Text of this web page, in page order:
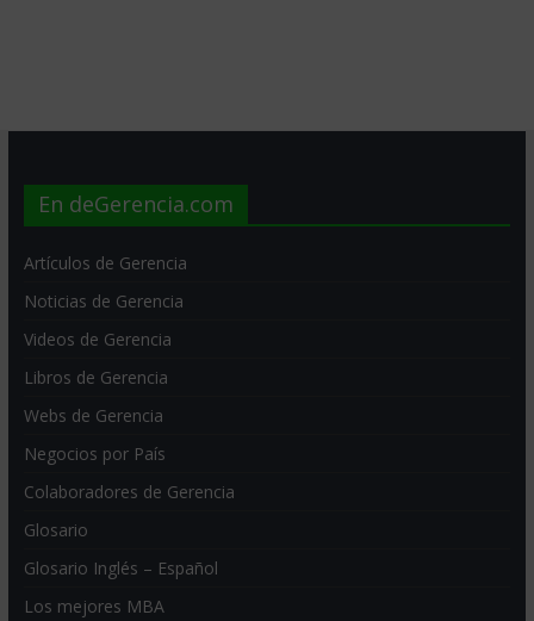
En deGerencia.com
Artículos de Gerencia
Noticias de Gerencia
Videos de Gerencia
Libros de Gerencia
Webs de Gerencia
Negocios por País
Colaboradores de Gerencia
Glosario
Glosario Inglés – Español
Los mejores MBA